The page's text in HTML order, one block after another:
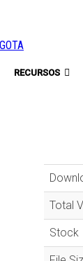
RECURSOS
Total
Stock